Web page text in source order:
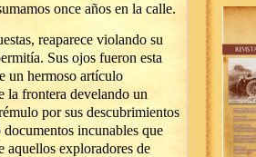
once años en la calle.
reaparece violando su
Sus ojos fueron esta
un hermoso artículo
la frontera develando un
por sus descubrimientos
incunables que
aquellos exploradores de